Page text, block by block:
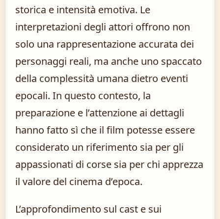
storica e intensità emotiva. Le
interpretazioni degli attori offrono non
solo una rappresentazione accurata dei
personaggi reali, ma anche uno spaccato
della complessità umana dietro eventi
epocali. In questo contesto, la
preparazione e l’attenzione ai dettagli
hanno fatto sì che il film potesse essere
considerato un riferimento sia per gli
appassionati di corse sia per chi apprezza
il valore del cinema d’epoca.
L’approfondimento sul cast e sui